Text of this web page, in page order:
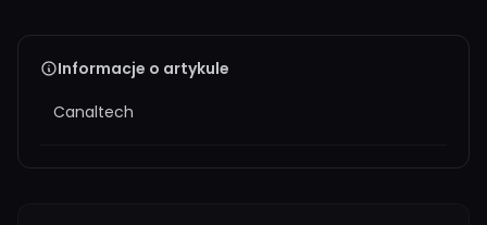
Informacje o artykule
Canaltech